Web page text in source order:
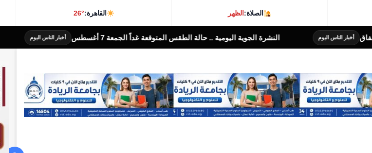
الصلاة:الظهر القاهرة:26°
النشرة الجوية اليومية .. حالة الطقس المتوقعة غداً الجمعة 7 أغسطس أخبار الناس اليوم وزير التربية والتعليم